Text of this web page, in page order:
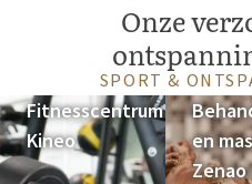
Onze
SPORT &
Fitnesscentrum
Kineo
en
Zenao